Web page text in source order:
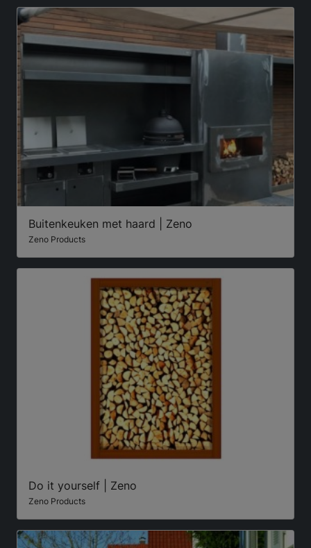
Buitenkeuken met haard | Zeno
Zeno Products
Do it yourself | Zeno
Zeno Products